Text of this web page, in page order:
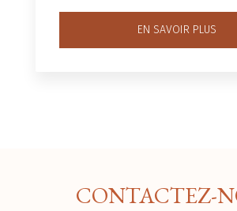
EN SAVOIR PLUS
CONTACTEZ-